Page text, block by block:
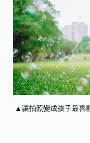
▲讓拍照變成孩子最喜